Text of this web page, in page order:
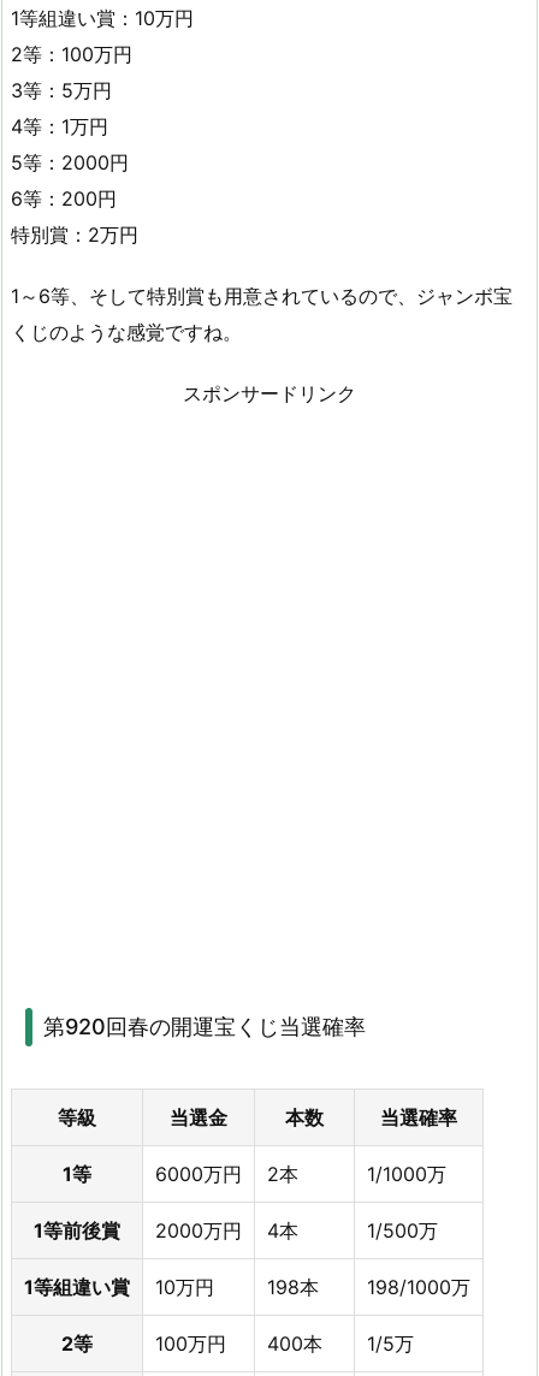
1等組違い賞：10万円
2等：100万円
3等：5万円
4等：1万円
5等：2000円
6等：200円
特別賞：2万円
1～6等、そして特別賞も用意されているので、ジャンボ宝
くじのような感覚ですね。
スポンサードリンク
第920回春の開運宝くじ当選確率
等級 当選金 本数 当選確率
1等 6000万円 2本 1/1000万
1等前後賞 2000万円 4本 1/500万
1等組違い賞 10万円 198本 198/1000万
2等 100万円 400本 1/5万